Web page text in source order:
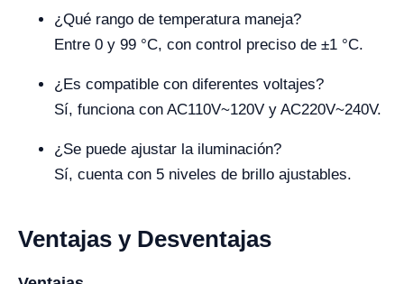
¿Qué rango de temperatura maneja?
Entre 0 y 99 °C, con control preciso de ±1 °C.
¿Es compatible con diferentes voltajes?
Sí, funciona con AC110V~120V y AC220V~240V.
¿Se puede ajustar la iluminación?
Sí, cuenta con 5 niveles de brillo ajustables.
Ventajas y Desventajas